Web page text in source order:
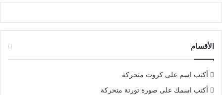
الأقسام
أكتب اسم على كروت متحركة
أكتب اسمك على صورة تورتة متحركة